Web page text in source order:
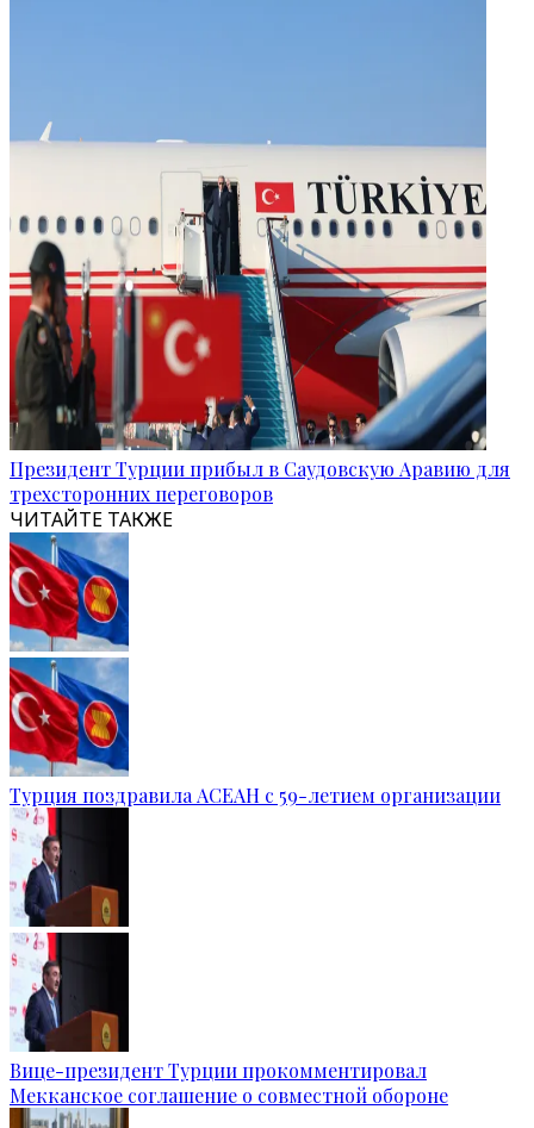
Президент Турции прибыл в Саудовскую Аравию для
трехсторонних переговоров
ЧИТАЙТЕ ТАКЖЕ
Турция поздравила АСЕАН с 59-летием организации
Вице-президент Турции прокомментировал
Мекканское соглашение о совместной обороне